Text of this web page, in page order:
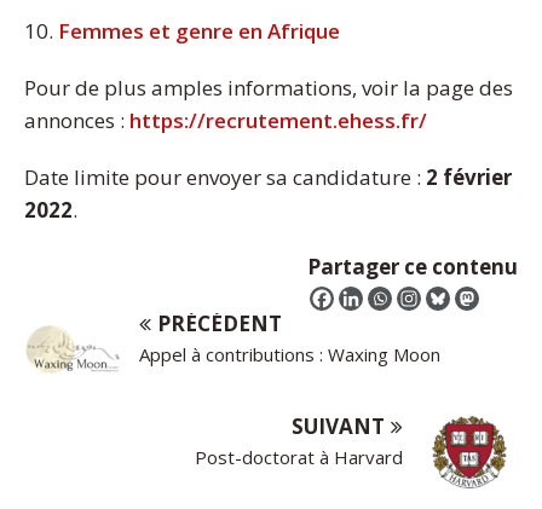
10. Femmes et genre en Afrique
Pour de plus amples informations, voir la page des
annonces : https://recrutement.ehess.fr/
Date limite pour envoyer sa candidature : 2 février
2022.
Partager ce contenu
PRÉCÉDENT
Appel à contributions : Waxing Moon
SUIVANT
Post-doctorat à Harvard